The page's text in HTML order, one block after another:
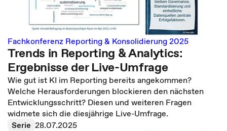
Fachkonferenz Reporting & Konsolidierung 2025
Trends in Reporting & Analytics:
Ergebnisse der Live-Umfrage
Wie gut ist KI im Reporting bereits angekommen?
Welche Herausforderungen blockieren den nächsten
Entwicklungsschritt? Diesen und weiteren Fragen
widmete sich die diesjährige Live-Umfrage.
Serie 28.07.2025